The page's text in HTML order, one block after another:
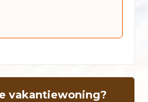
vakantiewoning?